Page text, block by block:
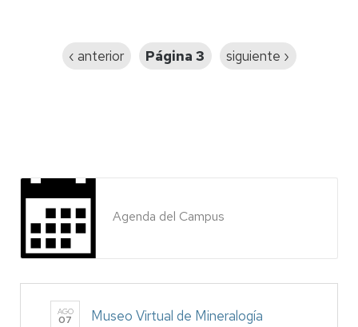
Página
‹ anterior Página 3
Siguiente
siguiente ›
Agenda del Campus
AGO
07 Museo Virtual de Mineralogía